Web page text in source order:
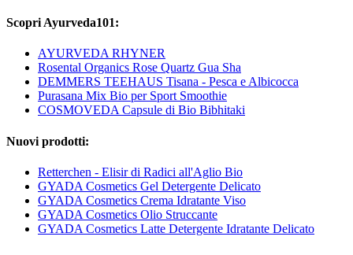
Scopri Ayurveda101:
AYURVEDA RHYNER
Rosental Organics Rose Quartz Gua Sha
DEMMERS TEEHAUS Tisana - Pesca e Albicocca
Purasana Mix Bio per Sport Smoothie
COSMOVEDA Capsule di Bio Bibhitaki
Nuovi prodotti:
Retterchen - Elisir di Radici all'Aglio Bio
GYADA Cosmetics Gel Detergente Delicato
GYADA Cosmetics Crema Idratante Viso
GYADA Cosmetics Olio Struccante
GYADA Cosmetics Latte Detergente Idratante Delicato